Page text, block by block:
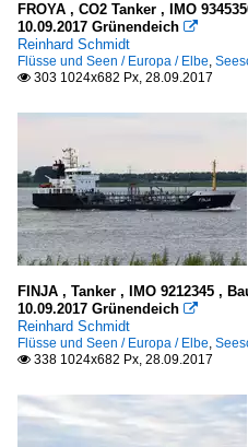
FROYA , CO2 Tanker , IMO
10.09.2017 Grünendeich 
Reinhard Schmidt
Flüsse und Seen / Europa / Elbe,
 303 1024x682 Px, 28.09.2017
FINJA , Tanker , IMO 9212345 ,
10.09.2017 Grünendeich 
Reinhard Schmidt
Flüsse und Seen / Europa / Elbe,
 338 1024x682 Px, 28.09.2017